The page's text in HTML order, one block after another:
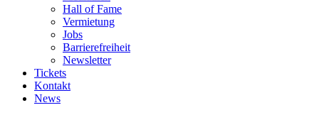
Hall of Fame
Vermietung
Jobs
Barrierefreiheit
Newsletter
Tickets
Kontakt
News